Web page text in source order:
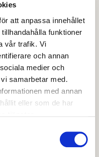
att anpassa innehållet
funktioner
vår trafik. Vi
och annan
medier och
samarbetar med.
med annan
eller som de har
är
hjälp utanför
föraren av ett fordon
passagerare
vanliga regler
t.ex. fobier, kan
problemen
Intyg ska
eller